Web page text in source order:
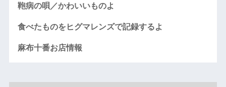
鞄病の唄／かわいいものよ
食べたものをヒグマレンズで記録するよ
麻布十番お店情報